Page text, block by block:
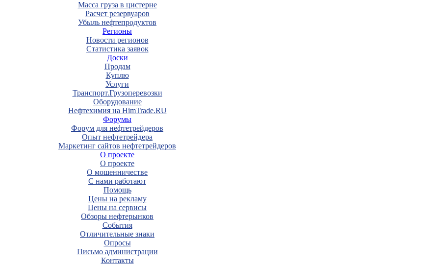
Масса груза в цистерне
Расчет резервуаров
Убыль нефтепродуктов
Регионы
Новости регионов
Статистика заявок
Доски
Продам
Куплю
Услуги
Транспорт.Грузоперевозки
Оборудование
Нефтехимия на HimTrade.RU
Форумы
Форум для нефтетрейдеров
Опыт нефтетрейдера
Маркетинг сайтов нефтетрейдеров
О проекте
О проекте
О мошенничестве
С нами работают
Помощь
Цены на рекламу
Цены на сервисы
Обзоры нефтерынков
События
Отличительные знаки
Опросы
Письмо администрации
Контакты